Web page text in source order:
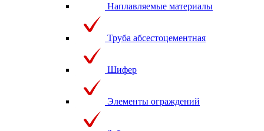
Наплавляемые материалы
Труба абсестоцементная
Шифер
Элементы ограждений